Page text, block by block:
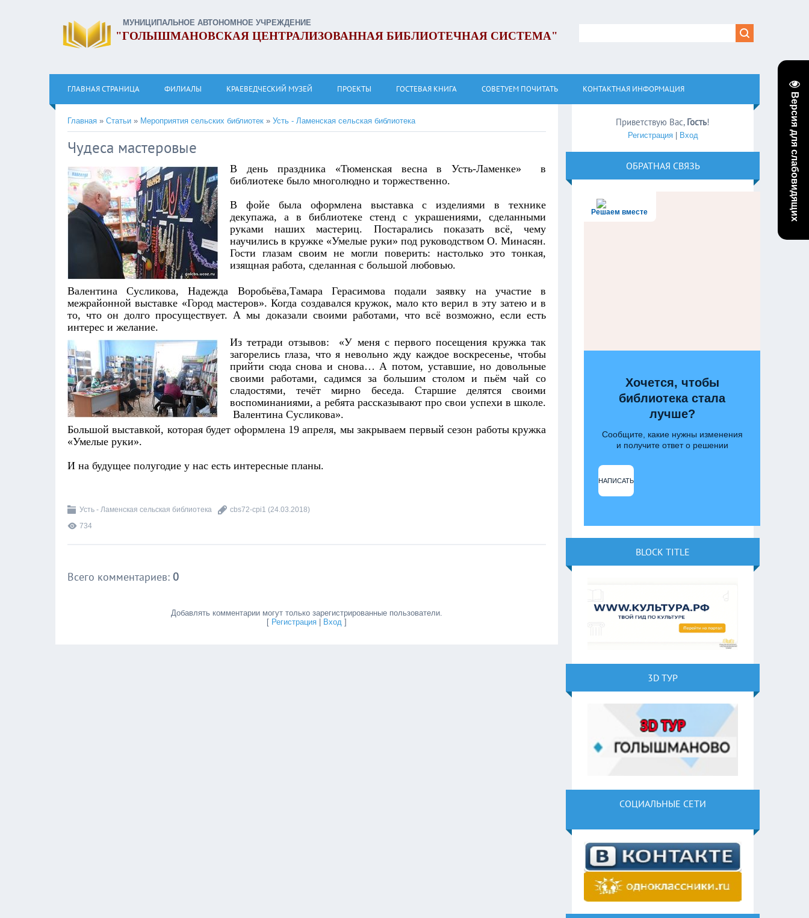
Версия для слабовидящих
МУНИЦИПАЛЬНОЕ АВТОНОМНОЕ УЧРЕЖДЕНИЕ
"ГОЛЫШМАНОВСКАЯ ЦЕНТРАЛИЗОВАННАЯ БИБЛИОТЕЧНАЯ СИСТЕМА"
ГЛАВНАЯ СТРАНИЦА ФИЛИАЛЫ КРАЕВЕДЧЕСКИЙ МУЗЕЙ ПРОЕКТЫ ГОСТЕВАЯ КНИГА СОВЕТУЕМ ПОЧИТАТЬ КОНТАКТНАЯ ИНФОРМАЦИЯ
Главная » Статьи » Мероприятия сельских библиотек » Усть - Ламенская сельская библиотека
Чудеса мастеровые
В день праздника «Тюменская весна в Усть-Ламенке» в
библиотеке было многолюдно и торжественно.
В фойе была оформлена выставка с изделиями в технике
декупажа, а в библиотеке стенд с украшениями, сделанными
руками наших мастериц. Постарались показать всё, чему
научились в кружке «Умелые руки» под руководством О. Минасян.
Гости глазам своим не могли поверить: настолько это тонкая,
изящная работа, сделанная с большой любовью.
Валентина Сусликова, Надежда Воробьёва,Тамара Герасимова подали заявку на участие в
межрайонной выставке «Город мастеров». Когда создавался кружок, мало кто верил в эту затею и в
то, что он долго просуществует. А мы доказали своими работами, что всё возможно, если есть
интерес и желание.
Из тетради отзывов: «У меня с первого посещения кружка так
загорелись глаза, что я невольно жду каждое воскресенье, чтобы
прийти сюда снова и снова… А потом, уставшие, но довольные
своими работами, садимся за большим столом и пьём чай со
сладостями, течёт мирно беседа. Старшие делятся своими
воспоминаниями, а ребята рассказывают про свои успехи в школе.
Валентина Сусликова».
Большой выставкой, которая будет оформлена 19 апреля, мы закрываем первый сезон работы кружка
«Умелые руки».
И на будущее полугодие у нас есть интересные планы.
Усть - Ламенская сельская библиотека cbs72-cpi1 (24.03.2018)
734
Всего комментариев: 0
Добавлять комментарии могут только зарегистрированные пользователи.
[ Регистрация Вход ]
Приветствую Вас, Гость!
Регистрация| Вход
ОБРАТНАЯ СВЯЗЬ
Решаем вместе
Хочется, чтобы
библиотека стала
лучше?
Сообщите, какие нужны изменения
и получите ответ о решении
НАПИСАТЬ
BLOCK TITLE
3D ТУР
СОЦИАЛЬНЫЕ СЕТИ